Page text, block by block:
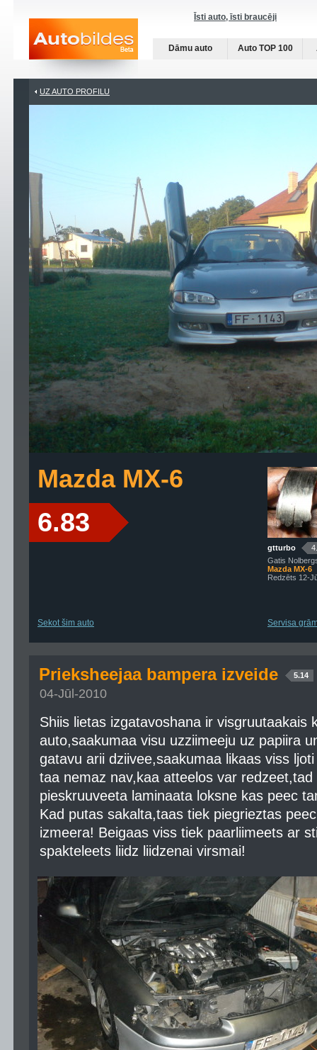
Īsti auto, īsti braucēji
Dāmu auto Auto TOP 100
UZ AUTO PROFILU
Mazda MX-6
6.83
Sekot šim auto
gtturbo
Gatis
Mazda MX-6
Redzēts 12-
Servisa
Prieksheejaa bampera izveide 5.14
04-Jūl-2010
Shiis lietas izgatavoshana ir visgruutaakais
auto,saakumaa visu uzziimeeju uz papiira
gatavu arii dziivee,saakumaa likaas viss
taa nemaz nav,kaa atteelos var
pieskruuveeta laminaata loksne kas peec
Kad putas sakalta,taas tiek piegrieztas
izmeera! Beigaas viss tiek paarliimeets ar
spakteleets liidz liidzenai virsmai!